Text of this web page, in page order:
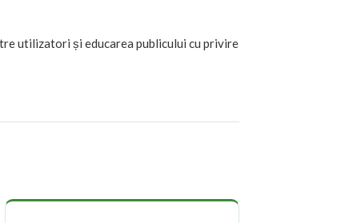
utilizatori și educarea publicului cu privire